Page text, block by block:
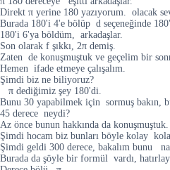
Direkt π yerine 180 yazıyorum. olacak
Burada 180'i 4'e bölüp d seçeneğinde
180'i 6'ya böldüm, arkadaşlar.
Son olarak f şıkkı, 2π demiş.
Zaten de konuşmuştuk ve geçelim bir
Hemen ifade etmeye çalışalım.
Şimdi biz ne biliyoruz?
π dediğimiz şey 180'di.
Bunu 30 yapabilmek için sormuş bakın,
45 derece neydi?
Az önce bunun hakkında da
Şimdi hocam biz bunları böyle kolay
Şimdi geldi 300 derece, bakalım bunu
Burada da şöyle bir formül vardı,